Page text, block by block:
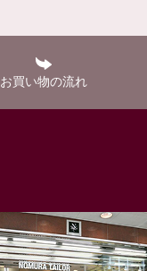
お買い物の流れ